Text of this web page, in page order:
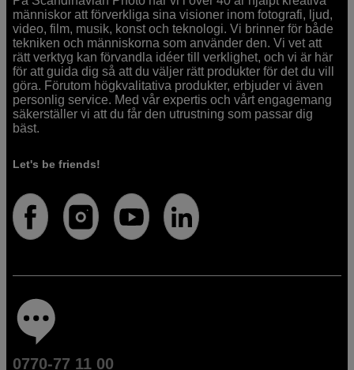
människor att förverkliga sina visioner inom fotografi, ljud,
video, film, musik, konst och teknologi. Vi brinner för både
tekniken och människorna som använder den. Vi vet att
rätt verktyg kan förvandla idéer till verklighet, och vi är här
för att guida dig så att du väljer rätt produkter för det du vill
göra. Förutom högkvalitativa produkter, erbjuder vi även
personlig service. Med vår expertis och vårt engagemang
säkerställer vi att du får den utrustning som passar dig
bäst.
Let's be friends!
0770-77 11 00